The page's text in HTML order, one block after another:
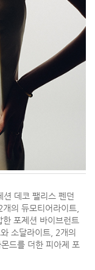
션 데코 팰리스 펜던
의 듀모티어라이트,
포제션 바이브런트
소달라이트, 2개의
드를 더한 피아제 포